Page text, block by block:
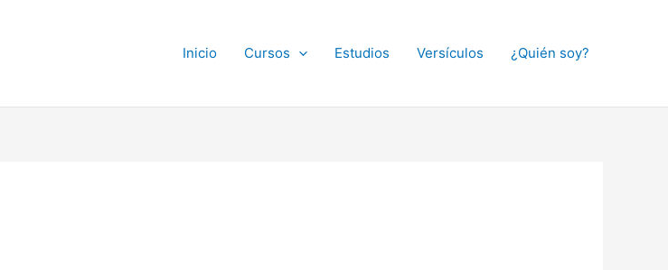
Inicio Cursos Estudios Versículos ¿Quién soy?